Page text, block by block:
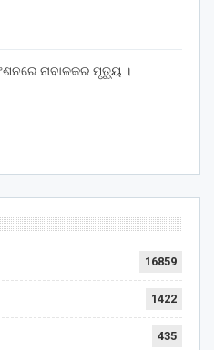
ନାବାଳକର ମୃତ୍ୟୁ ।
16859
1422
435